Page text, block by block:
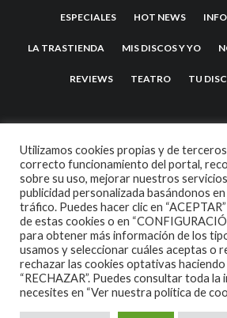
ESPECIALES HOT NEWS
LA TRASTIENDA MIS DISCOS Y YO
REVIEWS TEATRO TU
2007 COPYRIGHT -
Utilizamos cookies propias y de
correcto funcionamiento del portal,
sobre su uso, mejorar nuestros
publicidad personalizada basándonos
tráfico. Puedes hacer clic en
de estas cookies o en
para obtener más información de los
usamos y seleccionar cuáles aceptas o
rechazar las cookies optativas haciendo
“RECHAZAR”. Puedes consultar toda
necesites en “Ver nuestra política de